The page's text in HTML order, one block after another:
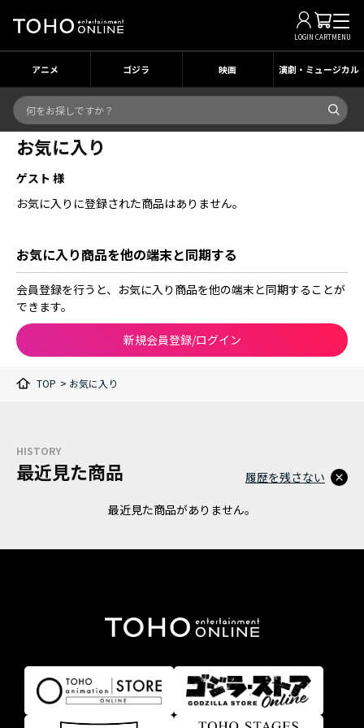
LOGIN CARTMENU
アニメ ゴジラ 映画 演劇・ミュージカル
お気に入り
ゲスト 様
お気に入りに登録された商品はありません。
お気に入り商品を他の端末と同期する
会員登録を行うと、お気に入り商品を他の端末と同期することが
できます。
新規会員登録/ログイン
TOP > お気に入り
HISTORY
最近見た商品
最近見た商品がありません。
履歴を残さない